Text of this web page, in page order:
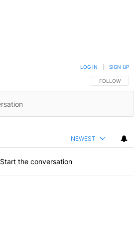
FOLLOW THIS
FOLLOW
LOG IN SIGN UP
NEWEST
Start the conversation